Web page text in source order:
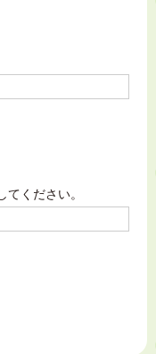
ください。